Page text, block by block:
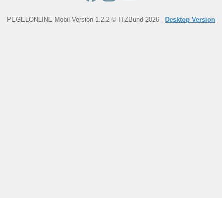
PEGELONLINE Mobil Version 1.2.2 © ITZBund 2026 - Desktop Version